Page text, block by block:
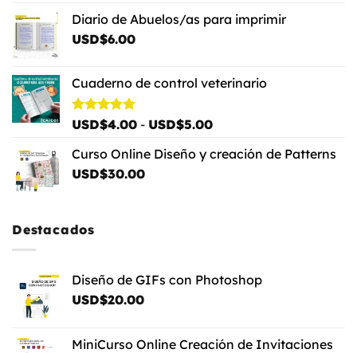
Diario de Abuelos/as para imprimir
USD$6.00
Cuaderno de control veterinario
Valorado
de 5
USD$4.00 - USD$5.00Rango
precios:
Curso Online Diseño y creación de Patterns
USD$30.00
Destacados
Diseño de GIFs con Photoshop
USD$20.00
MiniCurso Online Creación de Invitaciones